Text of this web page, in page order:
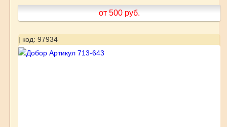
от 500 руб.
| код: 97934